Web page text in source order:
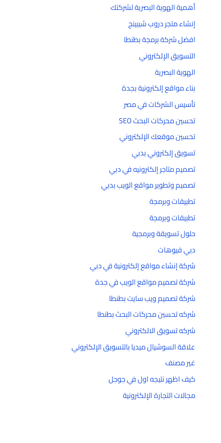
أهمية الهوية البصرية لشركتك
إنشاء متجر دروب شيبينج
افضل شركة برمجة بطنطا
التسويق الإلكتروني
الهوية البصرية
بناء مواقع إلكترونية بجدة
تأسيس الشركات في مصر
تحسين محركات البحث SEO
تحسين موقعك الإلكتروني
تسويق إلكتروني بدبي
تصميم متاجر إلكترونيه في دبي
تصميم وتطوير مواقع الويب بدبي
تطبيقات وبرمجة
تطبيقات وبرمجة
حلول تسويقة وبرمجية
دبي فيوهات
شركة إنشاء مواقع إلكترونية في دبي
شركة تصميم مواقع الويب في جدة
شركة تصميم ويب سايت بطنطا
شركه تحسين محركات البحث بطنطا
شركه تسويق الالكتروني
علاقة السوشيال ميديا بالتسويق الإلكتروني
غير مصنف
كيف اظهر نتيجه اول في جوجل
مجالات التجارة الإلكترونية